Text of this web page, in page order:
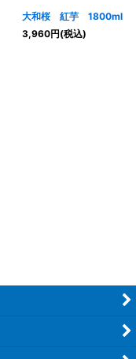
大和桜 紅芋 1800ml
3,960円(税込)